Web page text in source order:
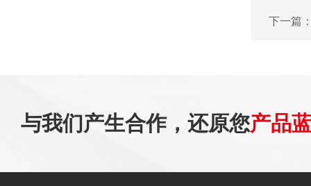
下一篇
与我们产生合作，还原您产品